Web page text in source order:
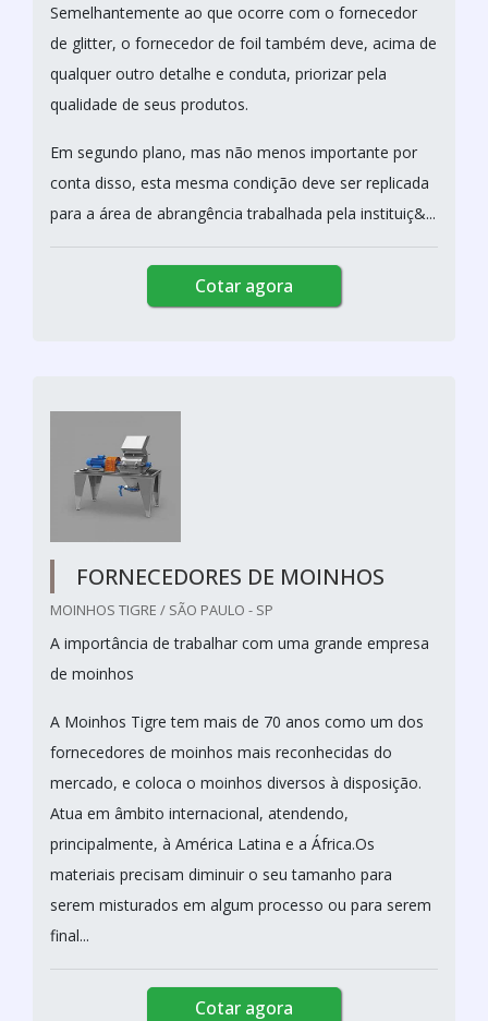
Semelhantemente ao que ocorre com o fornecedor
de glitter, o fornecedor de foil também deve, acima de
qualquer outro detalhe e conduta, priorizar pela
qualidade de seus produtos.
Em segundo plano, mas não menos importante por
conta disso, esta mesma condição deve ser replicada
para a área de abrangência trabalhada pela instituiç&...
Cotar agora
FORNECEDORES DE MOINHOS
MOINHOS TIGRE / SÃO PAULO - SP
A importância de trabalhar com uma grande empresa
de moinhos
A Moinhos Tigre tem mais de 70 anos como um dos
fornecedores de moinhos mais reconhecidas do
mercado, e coloca o moinhos diversos à disposição.
Atua em âmbito internacional, atendendo,
principalmente, à América Latina e a África.Os
materiais precisam diminuir o seu tamanho para
serem misturados em algum processo ou para serem
final...
Cotar agora